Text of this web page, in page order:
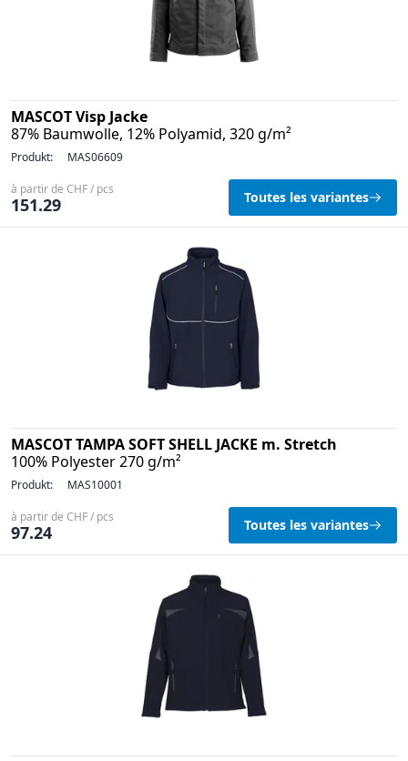
MASCOT Visp Jacke
87% Baumwolle, 12% Polyamid, 320 g/m²
Produkt: MAS06609
à partir de CHF / pcs
151.29 Toutes les variantes
MASCOT TAMPA SOFT SHELL JACKE m. Stretch
100% Polyester 270 g/m²
Produkt: MAS10001
à partir de CHF / pcs
97.24 Toutes les variantes